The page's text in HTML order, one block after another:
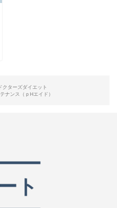
ドクターズダイエット
ナンス（ｐHエイド）